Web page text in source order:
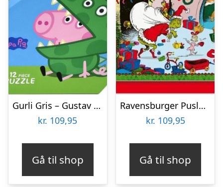
Gurli Gris – Gustav Kuffert Med Puslespil
kr. 109,95
Gå til shop
Ravensburger Puslespil – The Grinch – 100 Xxl Brikker
kr. 109,95
Gå til shop